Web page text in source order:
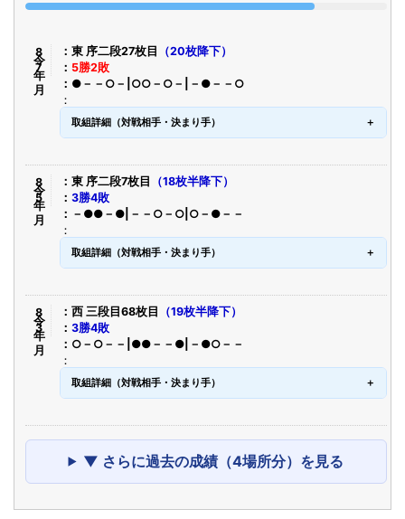
令8年7月 東 序二段27枚目
（20枚降下）
5勝2敗
●－－○－|○○－○－|－●－－○
取組詳細（対戦相手・決まり手）
令8年5月 東 序二段7枚目
（18枚半降下）
3勝4敗
－●●－●|－－○－○|○－●－－
取組詳細（対戦相手・決まり手）
令8年3月 西 三段目68枚目
（19枚半降下）
3勝4敗
○－○－－|●●－－●|－●○－－
取組詳細（対戦相手・決まり手）
▼ さらに過去の成績（4場所分）を見る